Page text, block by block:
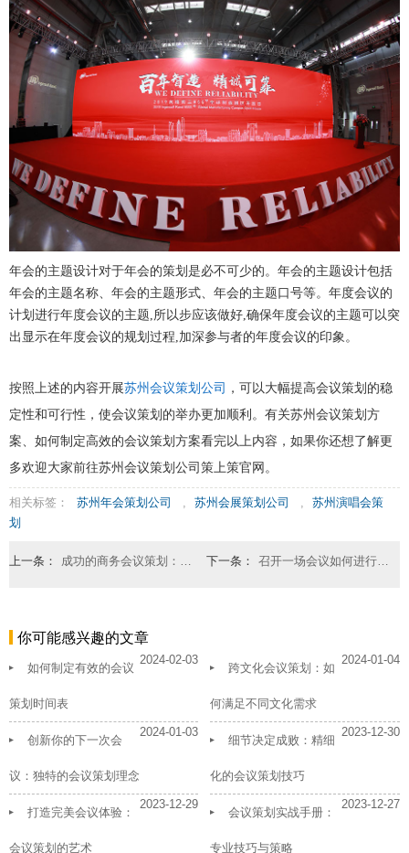
年会的主题设计对于年会的策划是必不可少的。年会的主题设计包括
年会的主题名称、年会的主题形式、年会的主题口号等。年度会议的
计划进行年度会议的主题,所以步应该做好,确保年度会议的主题可以突
出显示在年度会议的规划过程,加深参与者的年度会议的印象。
按照上述的内容开展苏州会议策划公司 ，可以大幅提高会议策划的稳
定性和可行性，使会议策划的举办更加顺利。有关苏州会议策划方
案、如何制定高效的会议策划方案看完以上内容，如果你还想了解更
多欢迎大家前往苏州会议策划公司策上策官网。
相关标签： 苏州年会策划公司 , 苏州会展策划公司 ,
苏州演唱会策
划
上一条： 成功的商务会议策划：案例分享 下一条： 召开一场会议如何进行流程控制
你可能感兴趣的文章
2024-02-03
如何制定有效的会议
策划时间表
2024-01-04
跨文化会议策划：如
何满足不同文化需求
2024-01-03
创新你的下一次会
议：独特的会议策划理念
2023-12-30
细节决定成败：精细
化的会议策划技巧
2023-12-29
打造完美会议体验：
会议策划的艺术
2023-12-27
会议策划实战手册：
专业技巧与策略